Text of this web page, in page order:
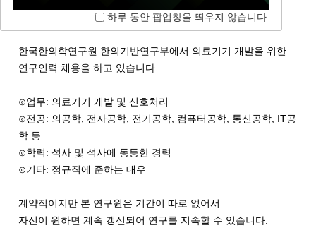
한국음성학회 2018-09-10 19:12 2897
한국한의학연구원 한의기반연구부에서 의료기기 개발을 위한
연구인력 채용을 하고 있습니다.
⊙업무: 의료기기 개발 및 신호처리
⊙​전공: 의공학, 전자공학, 전기공학, 컴퓨터공학, 통신공학, IT공
학 등
⊙​학력: 석사 및 석사에 동등한 경력
⊙​기타: 정규직에 준하는 대우
계약직이지만 본 연구원은 기간이 따로 없어서
자신이 원하면 계속 갱신되어 연구를 지속할 수 있습니다.
하루 동안 팝업창을 띄우지 않습니다.
하루 동안 팝업창을 띄우지 않습니다.
하루 동안 팝업창을 띄우지 않습니다.
하루 동안 팝업창을 띄우지 않습니다.